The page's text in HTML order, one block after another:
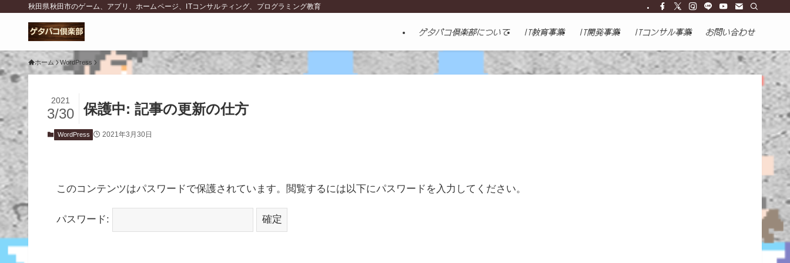
秋田県秋田市のゲーム、アプリ、ホームページ、ITコンサルティング、プログラミング教育
ゲタバコ倶楽部について IT教育事業 IT開発事業 ITコンサル事業 お問い合わせ
ホーム WordPress
保護中: 記事の更新の仕方
2021
3/30
WordPress 2021年3月30日
このコンテンツはパスワードで保護されています。閲覧するには以下にパスワードを入力してください。
パスワード: